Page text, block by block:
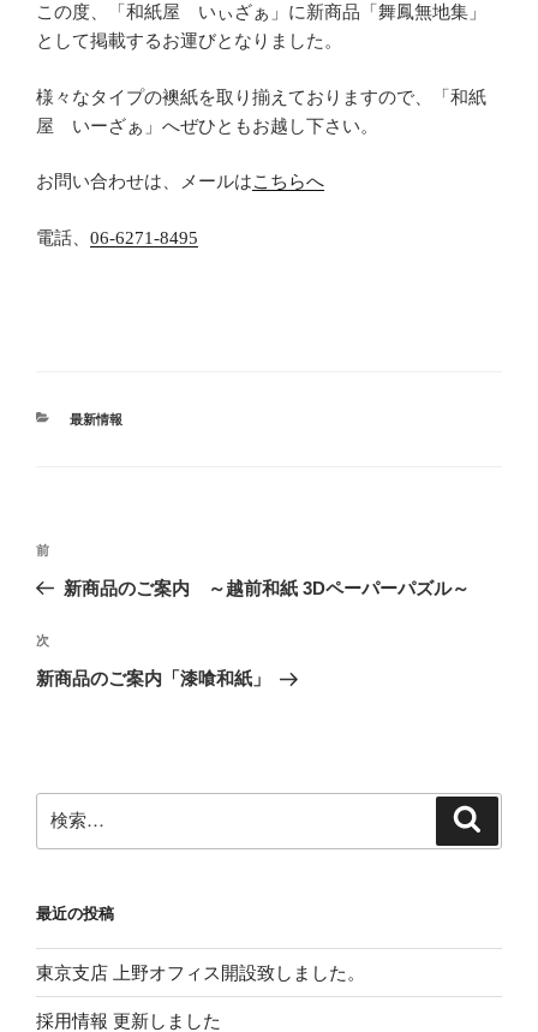
この度、「和紙屋 いぃざぁ」に新商品「舞鳳無地集」
として掲載するお運びとなりました。
様々なタイプの襖紙を取り揃えておりますので、「和紙
屋 いーざぁ」へぜひともお越し下さい。
お問い合わせは、メールはこちらへ
電話、 06-6271-8495
カ
最新情報
投
ビ
ゲ
ン
前
の
稿
前
新商品のご案内 ～越前和紙 3Dペーパーパズル～
次
の
次
新商品のご案内「漆喰和紙」
索:
最近の投稿
東京支店 上野オフィス開設致しました。
採用情報 更新しました